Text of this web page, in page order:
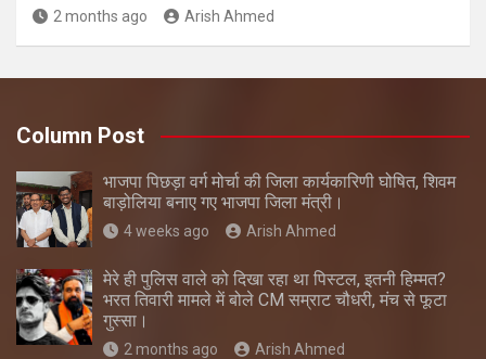
2 months ago Arish Ahmed
Column Post
भाजपा पिछड़ा वर्ग मोर्चा की जिला कार्यकारिणी घोषित, शिवम
बाड़ोलिया बनाए गए भाजपा जिला मंत्री।
4 weeks ago Arish Ahmed
मेरे ही पुलिस वाले को दिखा रहा था पिस्टल, इतनी हिम्मत?
भरत तिवारी मामले में बोले CM सम्राट चौधरी, मंच से फूटा
गुस्सा।
2 months ago Arish Ahmed